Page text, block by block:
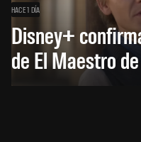
HACE 1 DÍA
Disney+
de El Maestro